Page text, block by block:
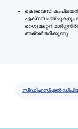
കെ‌വൈ‌സി
എക്സ്ചേഞ്ചുകളും
റെഗുലേറ്ററി
അഭ്യർത്ഥിക്കുന്നു.
സിഡിഎസ്എൽ